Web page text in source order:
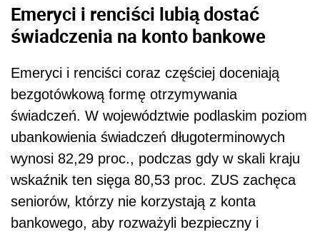
Emeryci i renciści lubią dostać
świadczenia na konto bankowe
Emeryci i renciści coraz częściej doceniają
bezgotówkową formę otrzymywania
świadczeń. W województwie podlaskim poziom
ubankowienia świadczeń długoterminowych
wynosi 82,29 proc., podczas gdy w skali kraju
wskaźnik ten sięga 80,53 proc. ZUS zachęca
seniorów, którzy nie korzystają z konta
bankowego, aby rozważyli bezpieczny i